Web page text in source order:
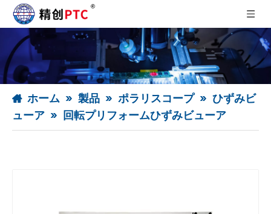
ホーム » 製品 » ポラリスコープ » ひずみビ
ューア » 回転プリフォームひずみビューア